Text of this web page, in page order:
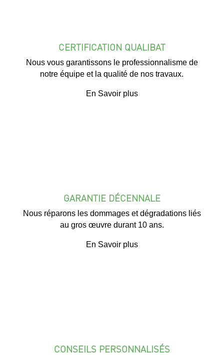
CERTIFICATION QUALIBAT
Nous vous garantissons le professionnalisme de
notre équipe et la qualité de nos travaux.
En Savoir plus
GARANTIE DÉCENNALE
Nous réparons les dommages et dégradations liés
au gros œuvre durant 10 ans.
En Savoir plus
CONSEILS PERSONNALISÉS